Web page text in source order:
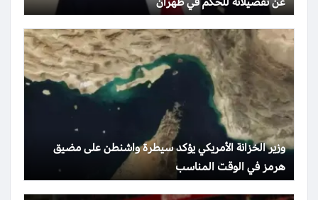
وزير الخزانة الأمريكي يؤكد سيطرة واشنطن على مضيق
هرمز في الوقت المناسب